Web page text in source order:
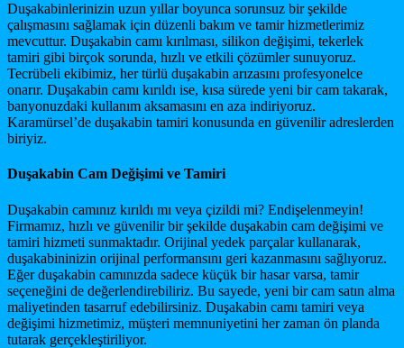
Duşakabinlerinizin uzun yıllar boyunca sorunsuz bir şekilde
çalışmasını sağlamak için düzenli bakım ve tamir hizmetlerimiz
mevcuttur. Duşakabin camı kırılması, silikon değişimi, tekerlek
tamiri gibi birçok sorunda, hızlı ve etkili çözümler sunuyoruz.
Tecrübeli ekibimiz, her türlü duşakabin arızasını profesyonelce
onarır. Duşakabin camı kırıldı ise, kısa sürede yeni bir cam takarak,
banyonuzdaki kullanım aksamasını en aza indiriyoruz.
Karamürsel’de duşakabin tamiri konusunda en güvenilir adreslerden
biriyiz.
Duşakabin Cam Değişimi ve Tamiri
Duşakabin camınız kırıldı mı veya çizildi mi? Endişelenmeyin!
Firmamız, hızlı ve güvenilir bir şekilde duşakabin cam değişimi ve
tamiri hizmeti sunmaktadır. Orijinal yedek parçalar kullanarak,
duşakabininizin orijinal performansını geri kazanmasını sağlıyoruz.
Eğer duşakabin camınızda sadece küçük bir hasar varsa, tamir
seçeneğini de değerlendirebiliriz. Bu sayede, yeni bir cam satın alma
maliyetinden tasarruf edebilirsiniz. Duşakabin camı tamiri veya
değişimi hizmetimiz, müşteri memnuniyetini her zaman ön planda
tutarak gerçekleştiriliyor.